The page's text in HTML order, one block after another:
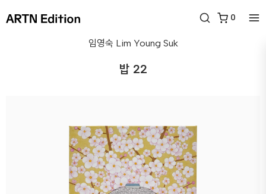
0
임영숙 Lim Young Suk
밥 22